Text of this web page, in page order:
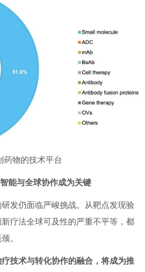
药物的技术平台
能与全球协作成为关键
发仍面临严峻挑战。从靶点发现验
疗法全球可及性的严重不平等，都
。
疗技术与转化协作的融合，将成为推